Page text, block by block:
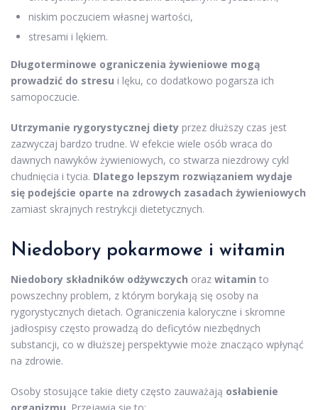
niskim poczuciem własnej wartości,
stresami i lękiem.
Długoterminowe ograniczenia żywieniowe mogą
prowadzić do stresu i lęku, co dodatkowo pogarsza ich
samopoczucie.
Utrzymanie rygorystycznej diety przez dłuższy czas jest
zazwyczaj bardzo trudne. W efekcie wiele osób wraca do
dawnych nawyków żywieniowych, co stwarza niezdrowy cykl
chudnięcia i tycia. Dlatego lepszym rozwiązaniem wydaje
się podejście oparte na zdrowych zasadach żywieniowych
zamiast skrajnych restrykcji dietetycznych.
Niedobory pokarmowe i witamin
Niedobory składników odżywczych oraz witamin to
powszechny problem, z którym borykają się osoby na
rygorystycznych dietach. Ograniczenia kaloryczne i skromne
jadłospisy często prowadzą do deficytów niezbędnych
substancji, co w dłuższej perspektywie może znacząco wpłynąć
na zdrowie.
Osoby stosujące takie diety często zauważają osłabienie